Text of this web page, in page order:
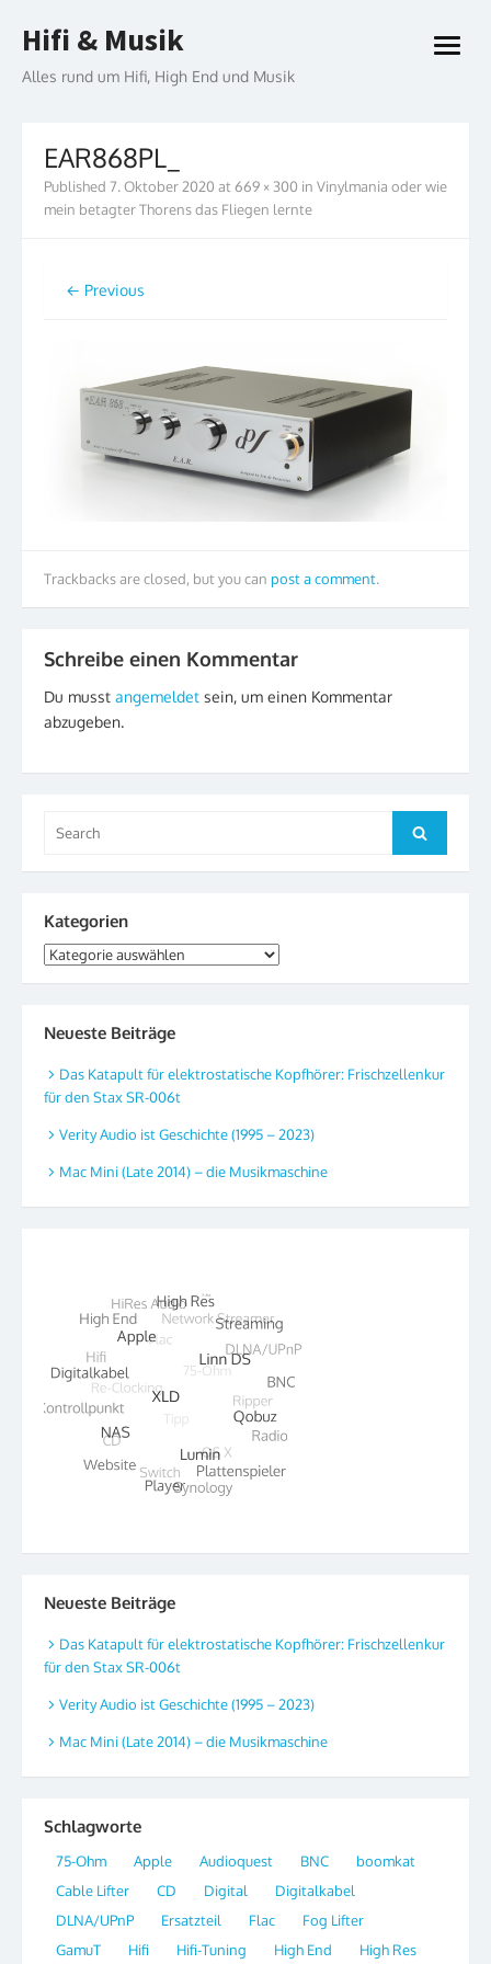
to
Hifi & Musik
Alles rund um Hifi, High End und Musik
open
EAR868PL_
Published 7. Oktober 2020 at 669 × 300 in Vinylmania oder wie
mein betagter Thorens das Fliegen lernte
← Previous
Trackbacks are closed, but you can post a comment.
Schreibe einen Kommentar
Du musst angemeldet sein, um einen Kommentar
abzugeben.
for:
Search
Kategorien
Kategorien
Neueste Beiträge
Das Katapult für elektrostatische Kopfhörer: Frischzellenkur
für den Stax SR-006t
Verity Audio ist Geschichte (1995 – 2023)
Mac Mini (Late 2014) – die Musikmaschine
Neueste Beiträge
Das Katapult für elektrostatische Kopfhörer: Frischzellenkur
für den Stax SR-006t
Verity Audio ist Geschichte (1995 – 2023)
Mac Mini (Late 2014) – die Musikmaschine
Schlagworte
75-Ohm Apple Audioquest BNC
boomkat
Cable Lifter
CD Digital
Digitalkabel
DLNA/UPnP
Ersatzteil Flac
Fog Lifter
GamuT
Hifi Hifi-Tuning High End High Res